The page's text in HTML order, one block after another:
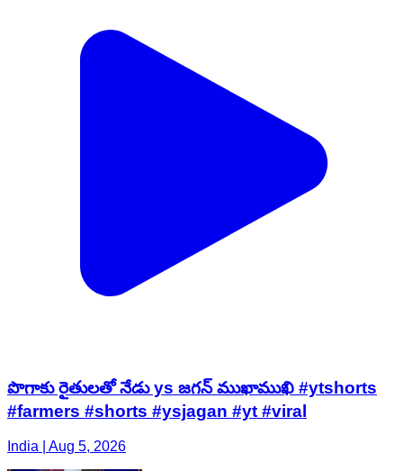
పొగాకు రైతులతో నేడు ys జగన్ ముఖాముఖి #ytshorts
#farmers #shorts #ysjagan #yt #viral
India | Aug 5, 2026